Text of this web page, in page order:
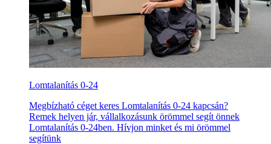
Lomtalanítás 0-24
Megbízható céget keres Lomtalanítás 0-24 kapcsán?
Remek helyen jár, vállalkozásunk örömmel segít önnek
Lomtalanítás 0-24ben. Hívjon minket és mi örömmel
segítünk